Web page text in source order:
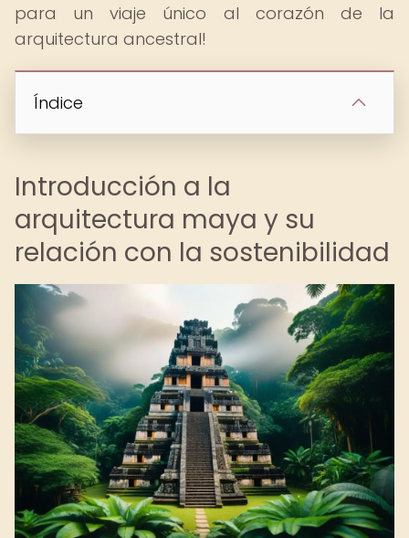
para un viaje único al corazón de la
arquitectura ancestral!
Índice
Introducción a la
arquitectura maya y su
relación con la sostenibilidad